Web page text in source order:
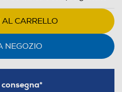
CARRELLO
NEGOZIO